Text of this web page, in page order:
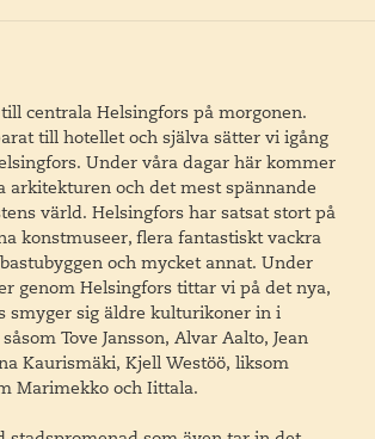
centrala Helsingfors på morgonen.
till hotellet och själva sätter vi igång
Under våra dagar här kommer
arkitekturen och det mest spännande
värld. Helsingfors har satsat stort på
konstmuseer, flera fantastiskt vackra
och mycket annat. Under
genom Helsingfors tittar vi på det nya,
smyger sig äldre kulturikoner in i
Tove Jansson, Alvar Aalto, Jean
Kaurismäki, Kjell Westöö, liksom
Marimekko och Iittala.